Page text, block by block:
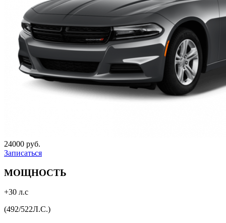
24000 руб.
Записаться
МОЩНОСТЬ
+30 л.с
(492/522Л.С.)